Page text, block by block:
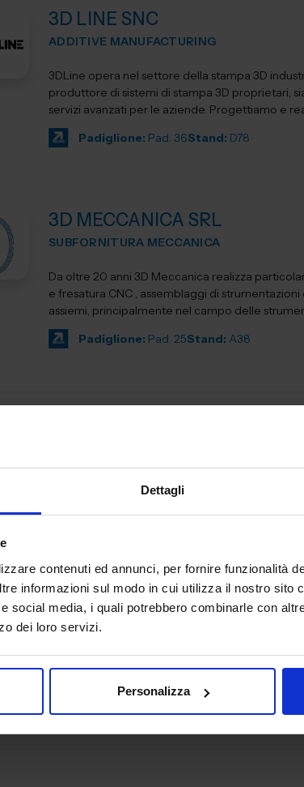
Dettagli
contenuti ed annunci, per fornire funzionalità
informazioni sul modo in cui utilizza il nostro sito
social media, i quali potrebbero combinarle con
dei loro servizi.
Personalizza
3D LINE SNC
ADDITIVE MANUFACTURING
3DLine opera nel settore della stampa 3D
produttore di sistemi di stampa 3D proprietari,
servizi avanzati per le aziende. Progettiamo e
Padiglione: Pad. 36Stand: D78
3D MECCANICA SRL
SUBFORNITURA MECCANICA
Da oltre 20 anni 3D Meccanica realizza
e fresatura CNC , assemblaggi di
assiemi, principalmente nel campo delle
Padiglione: Pad. 25Stand: A38
Padiglione: Pad. 36
3DiTALY
ADDITIVE MANUFACTURING
3DiTALY è tra le prime aziende in Italia ad
professionale di stampa 3D a professionisti ed
principali tecnologie di fabbricazione additiva, la
Padiglione:Pad. 36Stand:A74